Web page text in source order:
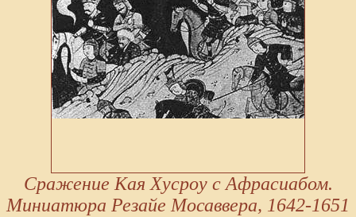
Сражение Кая Хусроу с Афрасиабом.
Миниатюра Резайе Мосаввера, 1642-1651